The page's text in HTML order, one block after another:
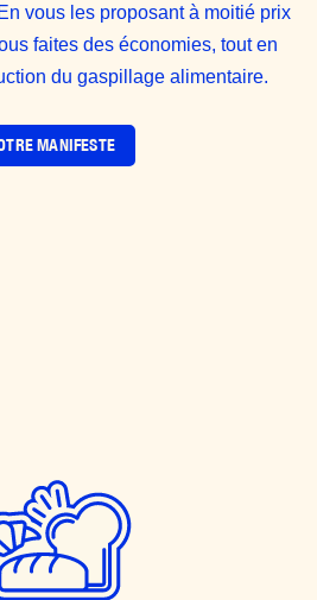
vous les proposant à moitié prix
faites des économies, tout en
du gaspillage alimentaire.
MANIFESTE